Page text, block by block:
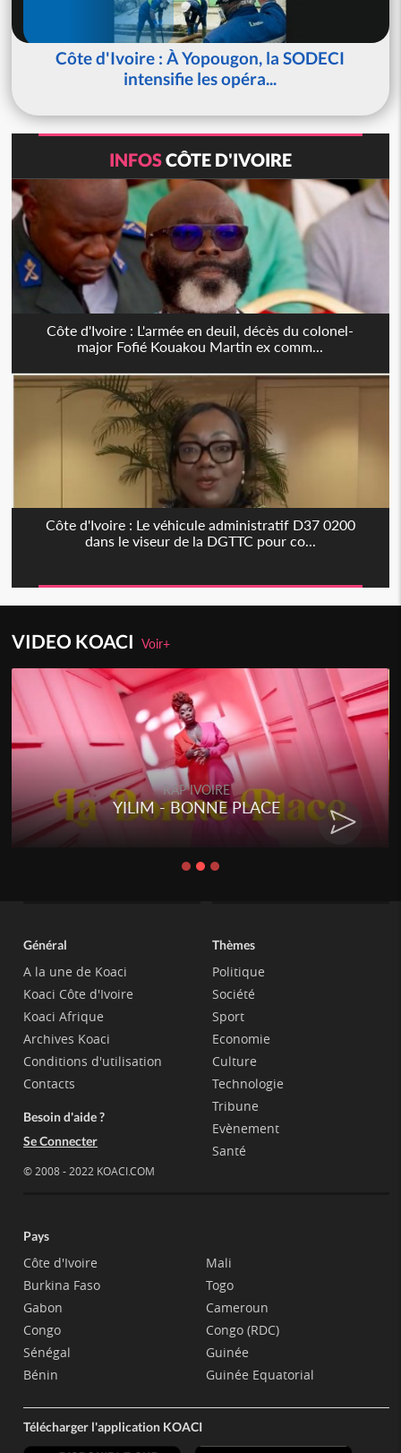
Côte d'Ivoire : À Yopougon, la SODECI
intensifie les opéra...
INFOSCÔTE D'IVOIRE
Côte d'Ivoire : L'armée en deuil, décès du colonel-
major Fofié Kouakou Martin ex comm...
Côte d'Ivoire : Le véhicule administratif D37 0200
dans le viseur de la DGTTC pour co...
VIDEO KOACIVoir+
RAP IVOIRE
YILIM - BONNE PLACE
Général
A la une de Koaci
Koaci Côte d'Ivoire
Koaci Afrique
Archives Koaci
Conditions d'utilisation
Contacts
Besoin d'aide ?
Se Connecter
© 2008 - 2022 KOACI.COM
Thèmes
Politique
Société
Sport
Economie
Culture
Technologie
Tribune
Evènement
Santé
Pays
Côte d'Ivoire
Burkina Faso
Gabon
Congo
Sénégal
Bénin
Mali
Togo
Cameroun
Congo (RDC)
Guinée
Guinée Equatorial
Télécharger l'application KOACI